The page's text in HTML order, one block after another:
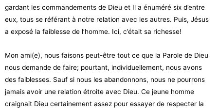
gardant les commandements de Dieu et Il a énuméré six d’entre
eux, tous se référant à notre relation avec les autres. Puis, Jésus
a exposé la faiblesse de l’homme. Ici, c’était sa richesse!
Mon ami(e), nous faisons peut-être tout ce que la Parole de Dieu
nous demande de faire; pourtant, individuellement, nous avons
des faiblesses. Sauf si nous les abandonnons, nous ne pourrons
jamais avoir une relation étroite avec Dieu. Ce jeune homme
craignait Dieu certainement assez pour essayer de respecter la